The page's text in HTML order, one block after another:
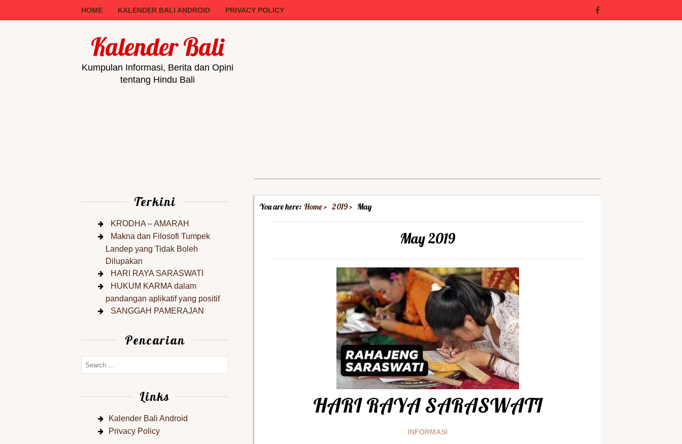
HOME KALENDER BALI ANDROID PRIVACY POLICY
Kalender Bali
Kumpulan Informasi, Berita dan Opini
tentang Hindu Bali
You are here: Home 2019 May
May 2019
HARI RAYA SARASWATI
INFORMASI
Terkini
KRODHA – AMARAH
Makna dan Filosofi Tumpek
Landep yang Tidak Boleh
Dilupakan
HARI RAYA SARASWATI
HUKUM KARMA dalam
pandangan aplikatif yang positif
SANGGAH PAMERAJAN
Pencarian
Links
Kalender Bali Android
Privacy Policy